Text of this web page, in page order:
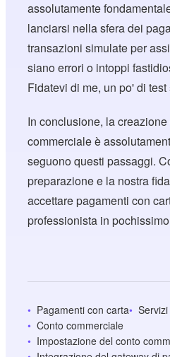
assolutamente
lanciarsi nella sfera dei
transazioni simulate per
siano errori o intoppi
Fidatevi di me, un po' di
In conclusione, la
commerciale è
seguono questi passaggi.
preparazione e la nostra
accettare pagamenti con
professionista in
Pagamenti con carta
Conto commerciale
Impostazione del conto